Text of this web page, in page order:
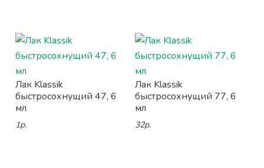
Лак Klassik
быстросохнущий 47, 6
мл
1р.
Лак Klassik
быстросохнущий 77, 6
мл
32р.